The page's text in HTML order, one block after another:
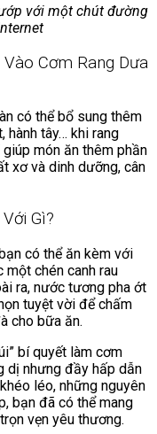
với một chút đường
Cơm Rang Dưa
có thể bổ sung thêm
hành tây… khi rang
món ăn thêm phần
xơ và dinh dưỡng, cân
Gì?
có thể ăn kèm với
một chén canh rau
ra, nước tương pha ớt
tuyệt vời để chấm
cho bữa ăn.
bí quyết làm cơm
dị nhưng đầy hấp dẫn
léo, những nguyên
bạn đã có thể mang
vẹn yêu thương.